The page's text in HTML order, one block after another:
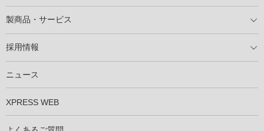
製商品・サービス
採用情報
ニュース
XPRESS WEB